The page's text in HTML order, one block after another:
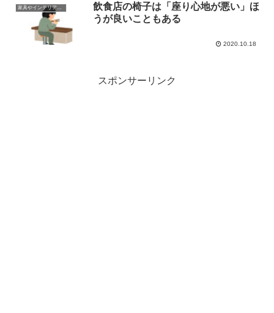
家具やインテリアやプロダクトの話
飲食店の椅子は「座り心地が悪い」ほ
うが良いこともある
2020.10.18
スポンサーリンク